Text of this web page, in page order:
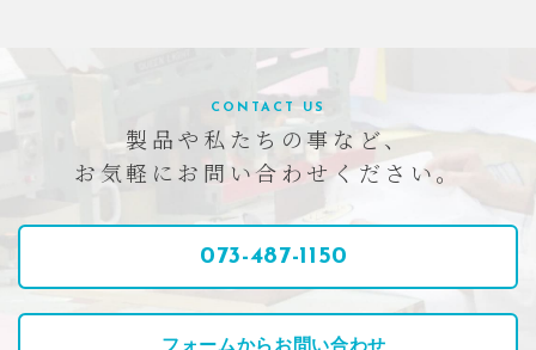
CONTACT US
製品や私たちの事など、
お気軽にお問い合わせください。
073-487-1150
フォームからお問い合わせ